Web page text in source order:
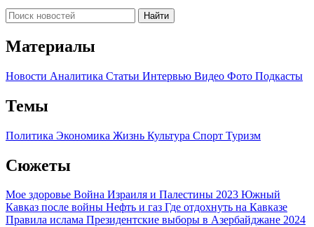
Найти
Материалы
Новости Аналитика Статьи Интервью Видео Фото Подкасты
Темы
Политика Экономика Жизнь Культура Спорт Туризм
Сюжеты
Мое здоровье Война Израиля и Палестины 2023 Южный
Кавказ после войны Нефть и газ Где отдохнуть на Кавказе
Правила ислама Президентские выборы в Азербайджане 2024